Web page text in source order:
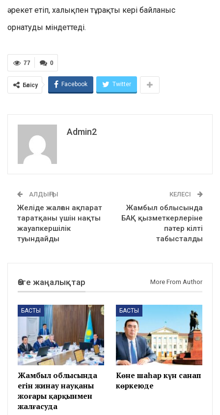
әрекет етіп, халықпен тұрақты кері байланыс
орнатуды міндеттеді.
0
77
Бөлісу Facebook Twitter
Admin2
АЛДЫҢҒЫ
Желіде жалған ақпарат
таратқаны үшін нақты
жауапкершілік
туындайды
КЕЛЕСІ
Жамбыл облысында
БАҚ қызметкерлеріне
пәтер кілті
табысталды
Өзге жаңалықтар More From Author
БАСТЫ
Жамбыл облысында
егін жинау науқаны
жоғары қарқынмен
жалғасуда
БАСТЫ
Көне шаһар күн санап
көркеюде